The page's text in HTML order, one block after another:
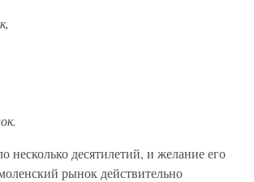
несколько десятилетий, и желание его
рынок действительно